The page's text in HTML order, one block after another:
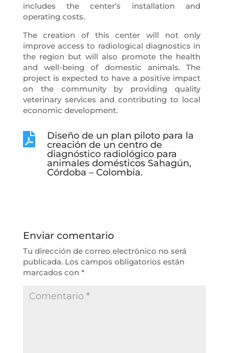
includes the center’s installation and
operating costs.
The creation of this center will not only
improve access to radiological diagnostics in
the region but will also promote the health
and well-being of domestic animals. The
project is expected to have a positive impact
on the community by providing quality
veterinary services and contributing to local
economic development.

Diseño de un plan piloto para la
creación de un centro de
diagnóstico radiológico para
animales domésticos Sahagún,
Córdoba – Colombia.
Enviar comentario
Tu dirección de correo electrónico no será
publicada. Los campos obligatorios están
marcados con *